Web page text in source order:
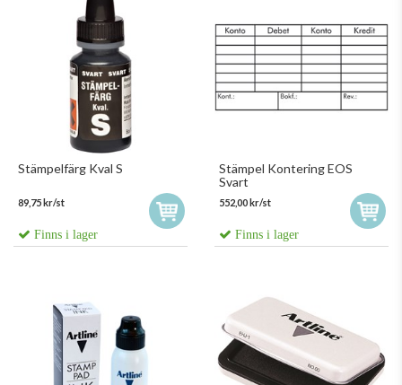
Stämpelfärg Kval S
89,75 kr/st
Finns i lager
Stämpel Kontering EOS
Svart
552,00 kr/st
Finns i lager